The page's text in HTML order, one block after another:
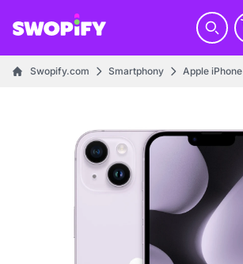
Swopify.com Smartphony Apple iPhone